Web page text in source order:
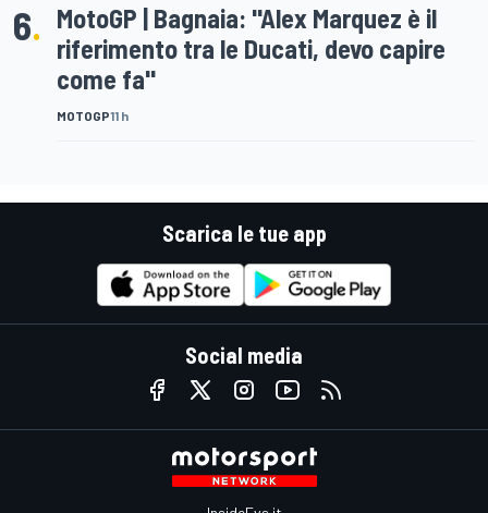
6.
MOTOGP11 h
MotoGP | Bagnaia: "Alex Marquez è il
riferimento tra le Ducati, devo capire
come fa"
Scarica le tue app
Social media